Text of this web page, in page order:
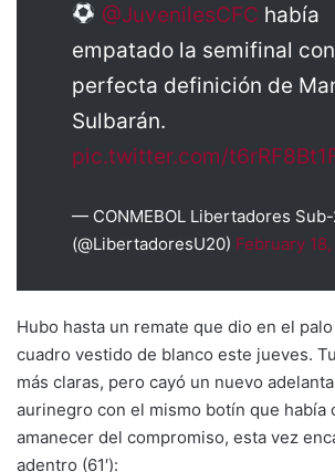
@JuvenilesCFC había
empatado la semifinal
perfecta definición de
Sulbarán.
pic.twitter.com/
— CONMEBOL Libertadores
(@LibertadoresU20) February
Hubo hasta un remate que dio en el
cuadro vestido de blanco este jueves.
más claras, pero cayó un nuevo
aurinegro con el mismo botín que había
amanecer del compromiso, esta vez
adentro (61′):